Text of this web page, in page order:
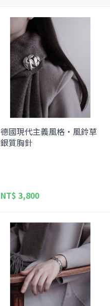
德國現代主義風格・風鈴草
銀質胸針
NT$ 3,800